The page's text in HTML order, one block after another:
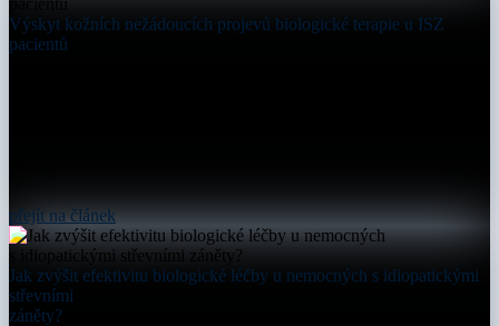
Výskyt kožních nežádoucích projevů biologické terapie u ISZ
pacientů
přejít na článek
Jak zvýšit efektivitu biologické léčby u nemocných s idiopatickými
střevními
záněty?